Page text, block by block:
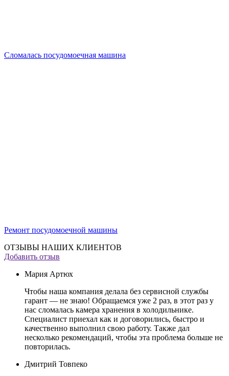
Сломалась посудомоечная машина
Ремонт посудомоечной машины
ОТЗЫВЫ НАШИХ КЛИЕНТОВ
Добавить отзыв
Мария Артюх
Чтобы наша компания делала без сервисной службы
гарант — не знаю! Обращаемся уже 2 раз, в этот раз у
нас сломалась камера хранения в холодильнике.
Специалист приехал как и договорились, быстро и
качественно выполнил свою работу. Также дал
несколько рекомендаций, чтобы эта проблема больше не
повторилась.
Дмитрий Товпеко